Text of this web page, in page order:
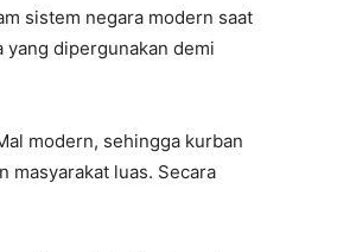
sistem negara modern saat
yang dipergunakan demi
modern, sehingga kurban
masyarakat luas. Secara